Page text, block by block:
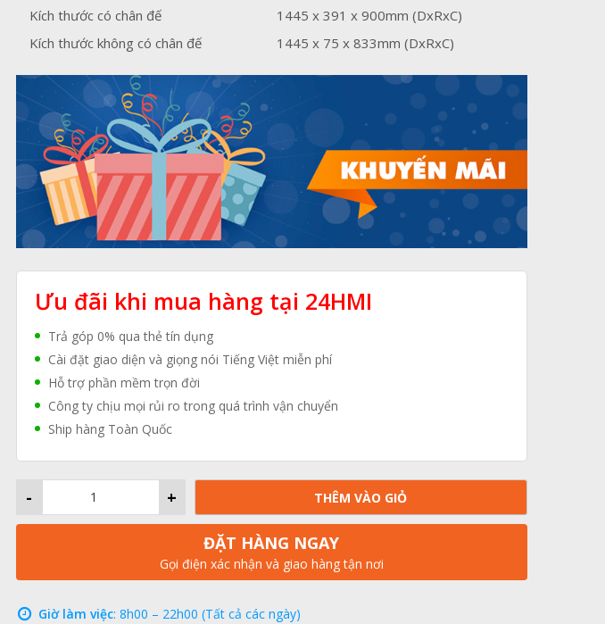
Kích thước có chân đế
1445 x 391 x 900mm (DxRxC)
Kích thước không có chân đế
1445 x 75 x 833mm (DxRxC)
Ưu đãi khi mua hàng tại 24HMI
Trả góp 0% qua thẻ tín dụng
Cài đặt giao diện và giọng nói Tiếng Việt miễn phí
Hỗ trợ phần mềm trọn đời
Công ty chịu mọi rủi ro trong quá trình vận chuyển
Ship hàng Toàn Quốc
+
- THÊM VÀO GIỎ
ĐẶT HÀNG NGAY
Gọi điện xác nhận và giao hàng tận nơi
Giờ làm việc: 8h00 – 22h00 (Tất cả các ngày)